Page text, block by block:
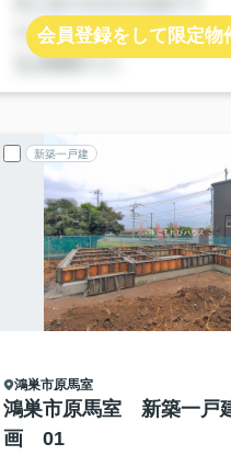
会員登録をして限定物
新築一戸建
鴻巣市原馬室
鴻巣市原馬室 新築一
画 01